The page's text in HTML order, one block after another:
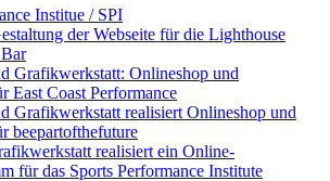
Institue / SPI
der Webseite für die Lighthouse
Grafikwerkstatt: Onlineshop und
East Coast Performance
Grafikwerkstatt realisiert Onlineshop und
beepartofthefuture
realisiert ein Online-
für das Sports Performance Institute